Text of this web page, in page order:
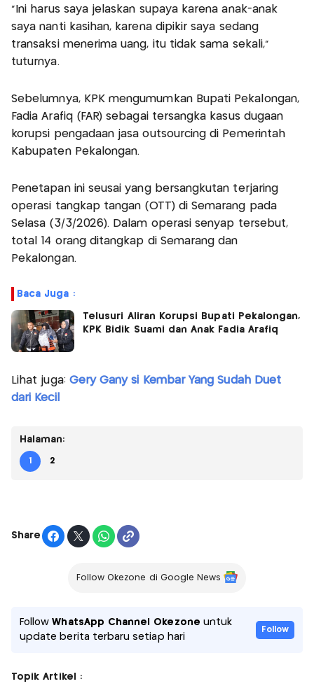
"Ini harus saya jelaskan supaya karena anak-anak
saya nanti kasihan, karena dipikir saya sedang
transaksi menerima uang, itu tidak sama sekali,"
tuturnya.
Sebelumnya, KPK mengumumkan Bupati Pekalongan,
Fadia Arafiq (FAR) sebagai tersangka kasus dugaan
korupsi pengadaan jasa outsourcing di Pemerintah
Kabupaten Pekalongan.
Penetapan ini seusai yang bersangkutan terjaring
operasi tangkap tangan (OTT) di Semarang pada
Selasa (3/3/2026). Dalam operasi senyap tersebut,
total 14 orang ditangkap di Semarang dan
Pekalongan.
Baca Juga :
Telusuri Aliran Korupsi Bupati Pekalongan,
KPK Bidik Suami dan Anak Fadia Arafiq
Lihat juga: Gery Gany si Kembar Yang Sudah Duet
dari Kecil
Halaman:
1 2
Share
Follow Okezone di Google News
FollowWhatsApp Channel Okezone untuk
update berita terbaru setiap hari
Follow
Topik Artikel :